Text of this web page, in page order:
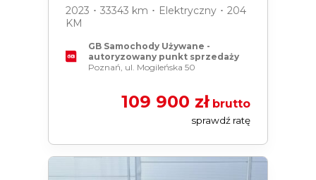
2023 ･ 33343 km ･ Elektryczny ･ 204
KM
GB Samochody Używane -
autoryzowany punkt sprzedaży
Poznań, ul. Mogileńska 50
109 900 złbrutto
sprawdź ratę